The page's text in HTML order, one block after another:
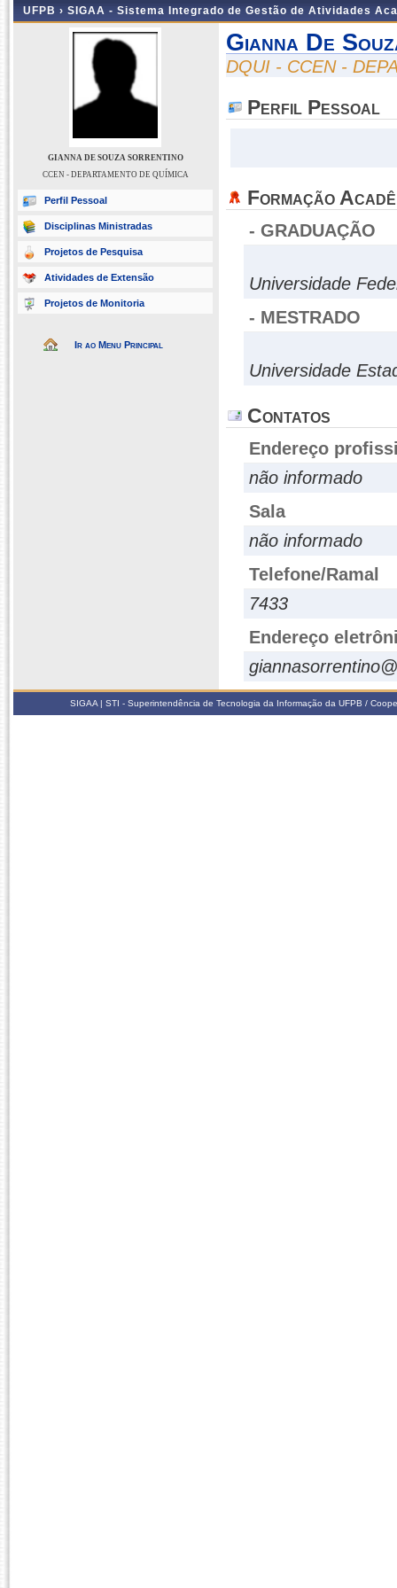
UFPB › SIGAA - Sistema Integrado de Gestão de Atividades
GIANNA DE SOUZA SORRENTINO
CCEN - DEPARTAMENTO DE QUÍMICA
Perfil Pessoal
Disciplinas Ministradas
Projetos de Pesquisa
Atividades de Extensão
Projetos de Monitoria
Ir ao Menu Principal
Gianna De
DQUI - CCEN -
Perfil Pessoal
Formação
- GRADUAÇÃO
Universidade
- MESTRADO
Universidade
Contatos
Endereço
não informado
Sala
não informado
Telefone/Ramal
7433
Endereço
SIGAA | STI - Superintendência de Tecnologia da Informação da UFPB /